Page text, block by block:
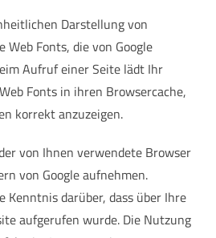
Darstellung von
Fonts, die von Google
Aufruf einer Seite lädt Ihr
Fonts in ihren Browsercache,
korrekt anzuzeigen.
von Ihnen verwendete Browser
von Google aufnehmen.
Kenntnis darüber, dass über Ihre
aufgerufen wurde. Die Nutzung